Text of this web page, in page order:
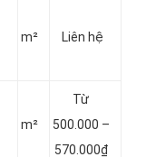
m² Liên hệ
m²
Từ
500.000 –
570.000₫